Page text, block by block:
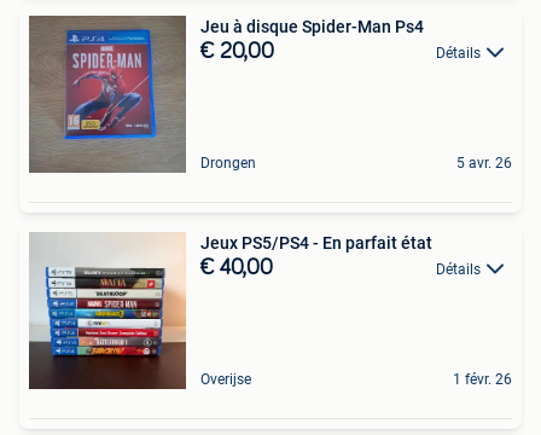
Jeu à disque Spider-Man Ps4
€ 20,00 Détails
Drongen 5 avr. 26
Jeux PS5/PS4 - En parfait état
€ 40,00 Détails
Overijse 1 févr. 26